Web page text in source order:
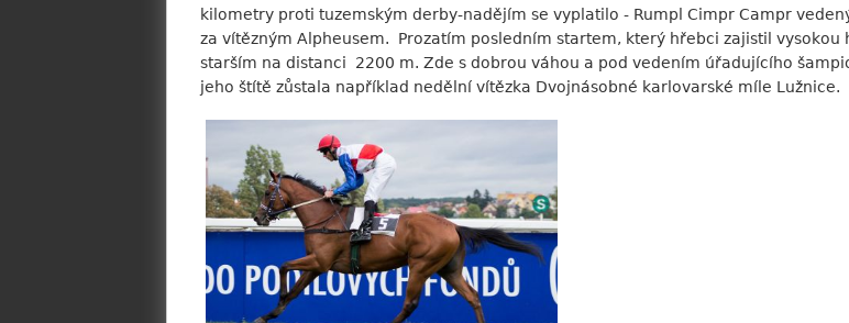
kilometry proti tuzemským derby-nadějím se vyplatilo - Rumpl Cimpr Campr
za vítězným Alpheusem. Prozatím posledním startem, který hřebci zajistil
starším na distanci 2200 m. Zde s dobrou váhou a pod vedením úřadujícího
jeho štítě zůstala například nedělní vítězka Dvojnásobné karlovarské míle Lužnice.